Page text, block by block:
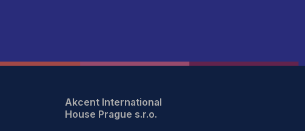
Akcent International
House Prague s.r.o.